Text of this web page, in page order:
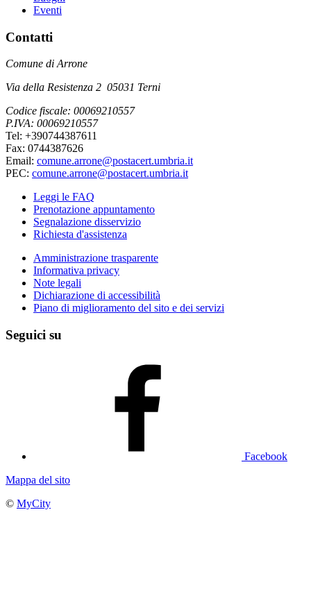
Eventi
Contatti
Comune di Arrone
Via della Resistenza 2 05031 Terni
Codice fiscale: 00069210557
P.IVA: 00069210557
Tel: +390744387611
Fax: 0744387626
Email: comune.arrone@postacert.umbria.it
PEC: comune.arrone@postacert.umbria.it
Leggi le FAQ
Prenotazione appuntamento
Segnalazione disservizio
Richiesta d'assistenza
Amministrazione trasparente
Informativa privacy
Note legali
Dichiarazione di accessibilità
Piano di miglioramento del sito e dei servizi
Seguici su
Facebook
Mappa del sito
© MyCity